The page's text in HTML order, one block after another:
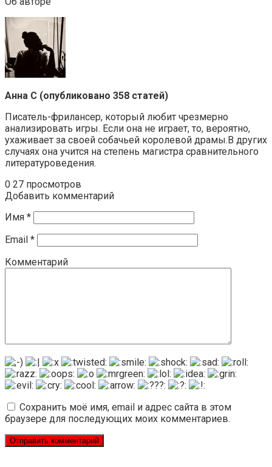
Анна С (опубликовано 358 статей)
Писатель-фрилансер, который любит чрезмерно
анализировать игры. Если она не играет, то, вероятно,
ухаживает за своей собачьей королевой драмы.В других
случаях она учится на степень магистра сравнительного
литературоведения.
0 27 просмотров
Добавить комментарий
Имя *
Email *
Комментарий
Сохранить моё имя, email и адрес сайта в этом
браузере для последующих моих комментариев.